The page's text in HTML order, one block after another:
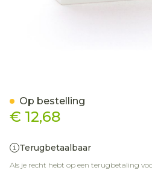
€ 12,68
Terugbetaalbaar
Als je recht hebt op een terugbetaling
Op bestelling